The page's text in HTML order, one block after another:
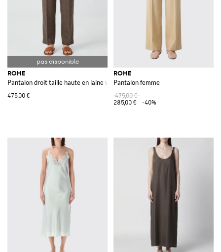
ROHE
Pantalon droit taille haute en laine vierge et soie avec cordon de serrage
475,00 €
ROHE
Pantalon femme
475,00 €
285,00 €
-40%